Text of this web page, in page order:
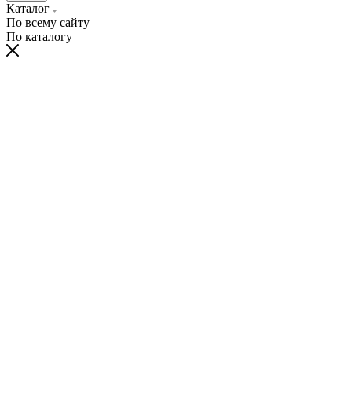
Каталог
По всему сайту
По каталогу